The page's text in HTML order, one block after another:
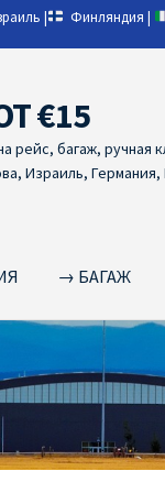
| Финляндия |
€15
рейс, багаж,
Израиль,
→ БАГАЖ
Ryanair из
Ryanair из